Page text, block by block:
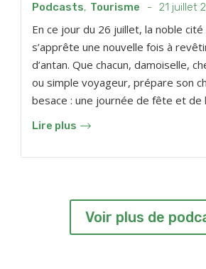
Podcasts, Tourisme - 21 juillet
En ce jour du 26 juillet, la noble
s’apprête une nouvelle fois à
d’antan. Que chacun, damoiselle,
ou simple voyageur, prépare son
besace : une journée de fête et de
Lire plus
Voir plus de